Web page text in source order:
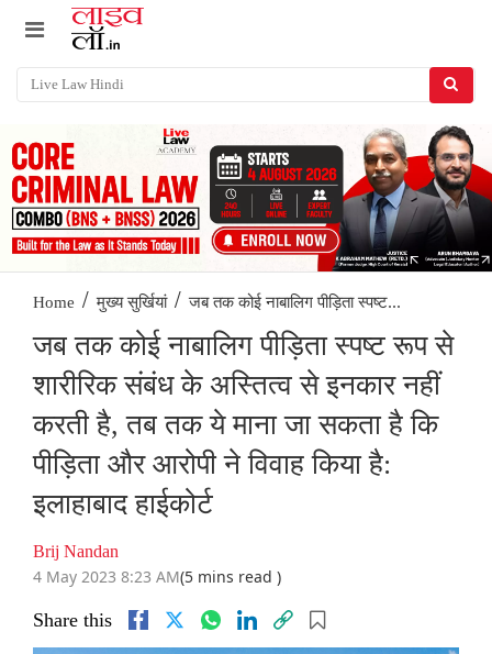
Home / मुख्य सुर्खियां / जब तक कोई नाबालिग पीड़िता स्पष्ट...
जब तक कोई नाबालिग पीड़िता स्पष्ट रूप से
शारीरिक संबंध के अस्तित्व से इनकार नहीं
करती है, तब तक ये माना जा सकता है कि
पीड़िता और आरोपी ने विवाह किया है:
इलाहाबाद हाईकोर्ट
Brij Nandan
4 May 2023 8:23 AM(5 mins read )
Share this